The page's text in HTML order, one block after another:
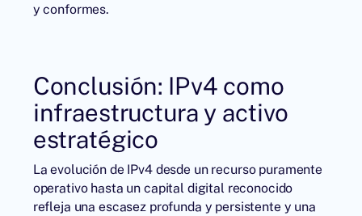
y conformes.
Conclusión: IPv4 como
infraestructura y activo
estratégico
La evolución de IPv4 desde un recurso puramente
operativo hasta un capital digital reconocido
refleja una escasez profunda y persistente y una